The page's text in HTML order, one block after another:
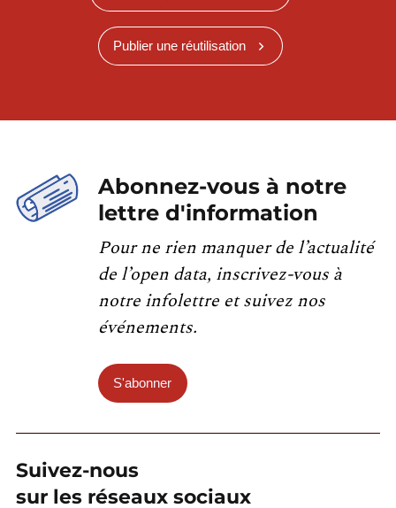
Publier une réutilisation
Abonnez-vous à notre
lettre d'information
Pour ne rien manquer de l’actualité
de l’open data, inscrivez-vous à
notre infolettre et suivez nos
événements.
S'abonner
Suivez-nous
sur les réseaux sociaux